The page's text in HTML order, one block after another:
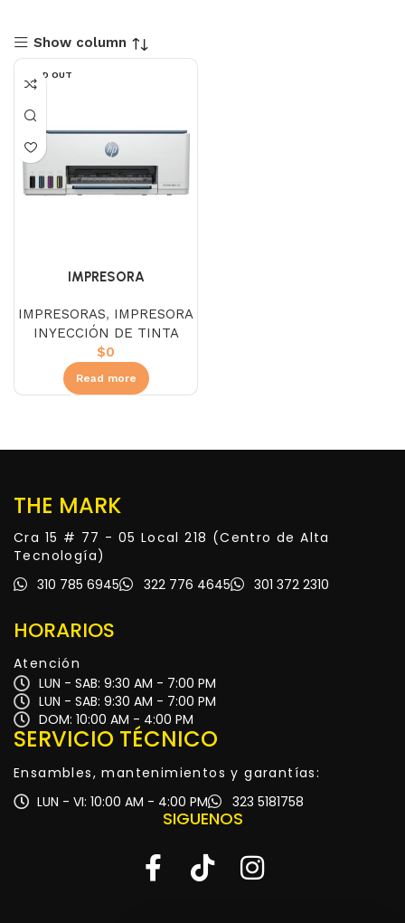
Show column
SOLD OUT
IMPRESORA
SMART TANK 585
IMPRESORAS, IMPRESORA
INYECCIÓN DE TINTA
$0
Read more
THE MARK
Cra 15 # 77 - 05 Local 218 (Centro de Alta
Tecnología)
310 785 6945
322 776 4645 301 372 2310
HORARIOS
Atención
LUN - SAB: 9:30 AM - 7:00 PM
LUN - SAB: 9:30 AM - 7:00 PM
DOM: 10:00 AM - 4:00 PM
SERVICIO TÉCNICO
Ensambles, mantenimientos y garantías:
LUN - VI: 10:00 AM - 4:00 PM
323 5181758
SIGUENOS